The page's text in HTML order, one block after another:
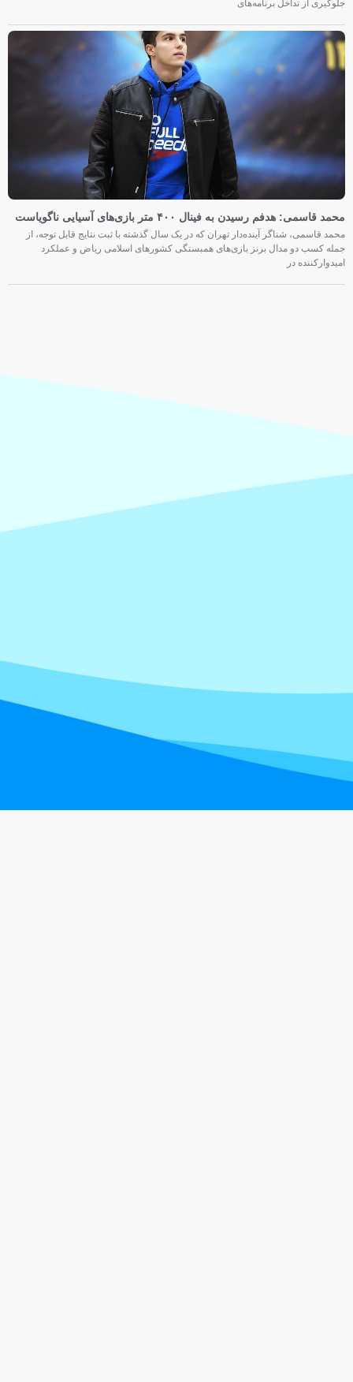
جلوگیری از تداخل برنامه‌های
محمد قاسمی: هدفم رسیدن به فینال ۴۰۰ متر بازی‌های آسیایی ناگویاست
محمد قاسمی، شناگر آینده‌دار تهران که در یک سال گذشته با ثبت نتایج قابل توجه، از
جمله کسب دو مدال برنز بازی‌های همبستگی کشورهای اسلامی ریاض و عملکرد
امیدوارکننده در